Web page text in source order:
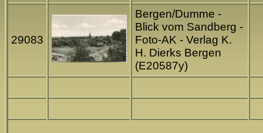
29083
Bergen/Dumme -
Blick vom Sandberg -
Foto-AK - Verlag K.
H. Dierks Bergen
(E20587y)